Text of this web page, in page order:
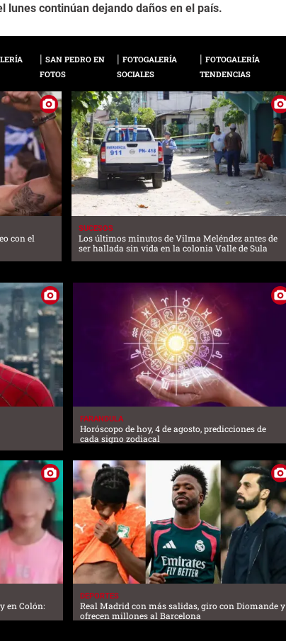
lunes continúan dejando daños en el país.
SAN PEDRO EN
FOTOS
FOTOGALERÍA
SOCIALES
FOTOGALERÍA
TENDENCIAS
con el
SUCESOS
Los últimos minutos de Vilma Meléndez antes de
ser hallada sin vida en la colonia Valle de Sula
FARANDULA
Horóscopo de hoy, 4 de agosto, predicciones de
cada signo zodiacal
en Colón:
DEPORTES
Real Madrid con más salidas, giro con Diomande y
ofrecen millones al Barcelona